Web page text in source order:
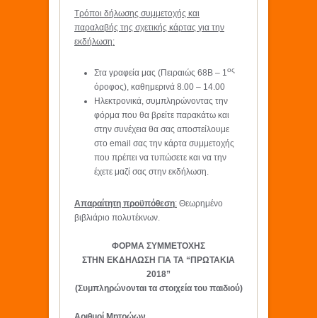
Τρόποι δήλωσης συμμετοχής και
παραλαβής της σχετικής κάρτας για την
εκδήλωση:
Στα γραφεία μας (Πειραιώς 68Β – 1ος
όροφος), καθημερινά 8.00 – 14.00
Ηλεκτρονικά, συμπληρώνοντας την
φόρμα που θα βρείτε παρακάτω και
στην συνέχεια θα σας αποστείλουμε
στο email σας την κάρτα συμμετοχής
που πρέπει να τυπώσετε και να την
έχετε μαζί σας στην εκδήλωση.
Απαραίτητη προϋπόθεση: Θεωρημένο
βιβλιάριο πολυτέκνων.
ΦΟΡΜΑ ΣΥΜΜΕΤΟΧΗΣ
ΣΤΗΝ ΕΚΔΗΛΩΣΗ ΓΙΑ ΤΑ “ΠΡΩΤΑΚΙΑ
2018”
(Συμπληρώνονται τα στοιχεία του παιδιού)